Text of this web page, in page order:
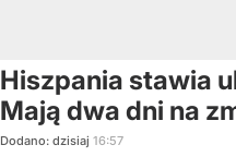
Hiszpania stawia
Mają dwa dni na
Dodano: dzisiaj 16:57